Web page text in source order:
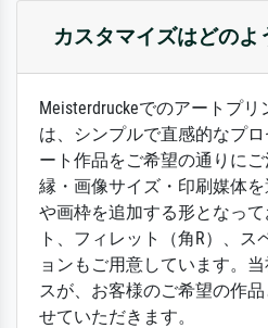
カスタマイズはどのよ
Meisterdruckeでのアートプ
は、シンプルで直感的なプ
ート作品をご希望の通りに
縁・画像サイズ・印刷媒体
や画枠を追加する形となっ
ト、フィレット（角R）、ス
ョンもご用意しています。
スが、お客様のご希望の作
せていただきます。